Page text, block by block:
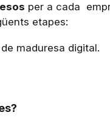
per a cada
etapes:
maduresa digital.